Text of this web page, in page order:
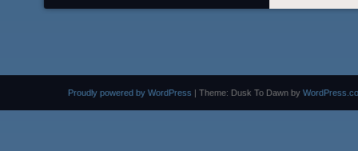
Proudly powered by WordPress | Theme: Dusk To Dawn by